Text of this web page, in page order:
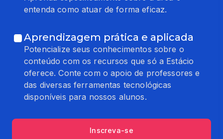
entenda como atuar de forma eficaz.
Aprendizagem prática e aplicada
Potencialize seus conhecimentos sobre o
conteúdo com os recursos que só a Estácio
oferece. Conte com o apoio de professores e
das diversas ferramentas tecnológicas
disponíveis para nossos alunos.
Inscreva-se